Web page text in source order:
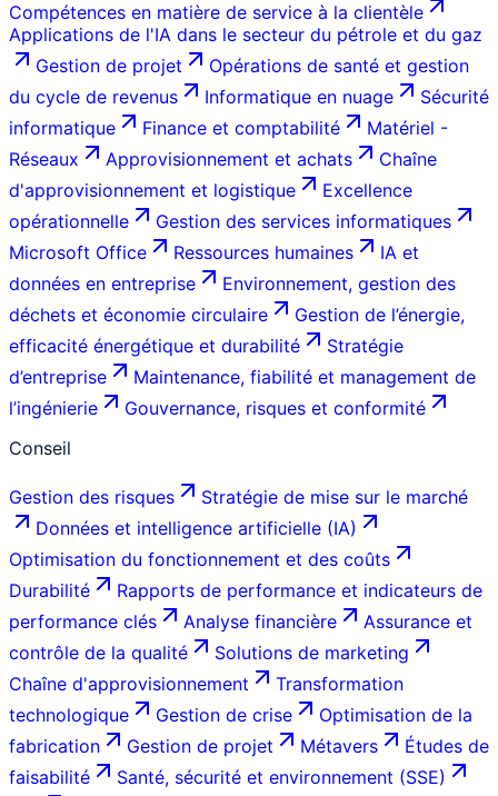
Compétences en matière de service à la clientèle
Applications de l'IA dans le secteur du pétrole et du gaz
Gestion de projet
Opérations de santé et gestion
du cycle de revenus
Informatique en nuage
Sécurité
informatique
Finance et comptabilité
Matériel -
Réseaux
Approvisionnement et achats
Chaîne
d'approvisionnement et logistique
Excellence
opérationnelle
Gestion des services informatiques
Microsoft Office
Ressources humaines
IA et
données en entreprise
Environnement, gestion des
déchets et économie circulaire
Gestion de l’énergie,
efficacité énergétique et durabilité
Stratégie
d’entreprise
Maintenance, fiabilité et management de
l’ingénierie
Gouvernance, risques et conformité
Conseil
Gestion des risques
Stratégie de mise sur le marché
Données et intelligence artificielle (IA)
Optimisation du fonctionnement et des coûts
Durabilité
Rapports de performance et indicateurs de
performance clés
Analyse financière
Assurance et
contrôle de la qualité
Solutions de marketing
Chaîne d'approvisionnement
Transformation
technologique
Gestion de crise
Optimisation de la
fabrication
Gestion de projet Métavers
Études de
faisabilité
Santé, sécurité et environnement (SSE)